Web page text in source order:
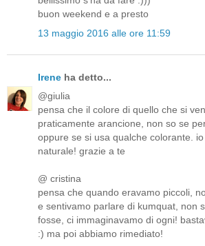
buon weekend e a presto
13 maggio 2016 alle ore 11:59
Irene ha detto...
@giulia
pensa che il colore di quello che si
praticamente arancione, non so se
oppure se si usa qualche colorante.
naturale! grazie a te
@ cristina
pensa che quando eravamo piccoli,
e sentivamo parlare di kumquat, non
fosse, ci immaginavamo di ogni!
:) ma poi abbiamo rimediato!